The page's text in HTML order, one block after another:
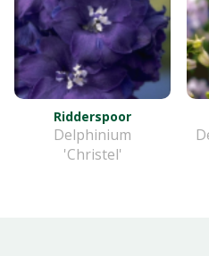
Ridderspoor
Delphinium
'Christel'